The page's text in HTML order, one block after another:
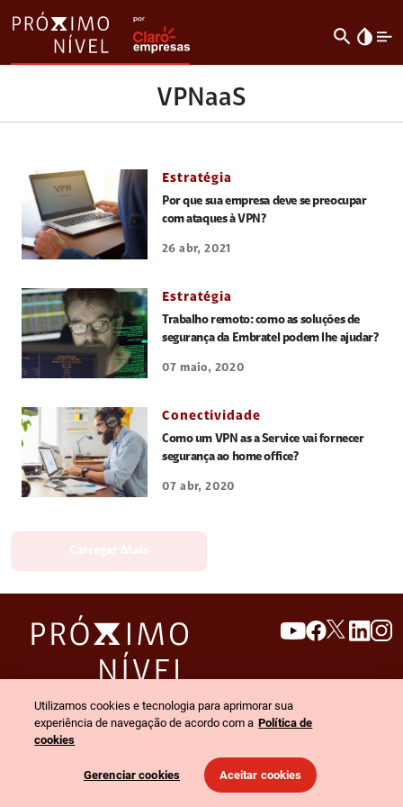
search invert_colors
VPNaaS
Estratégia
Por que sua empresa deve se preocupar
com ataques à VPN?
26 abr, 2021
Estratégia
Trabalho remoto: como as soluções de
segurança da Embratel podem lhe ajudar?
07 maio, 2020
Conectividade
Como um VPN as a Service vai fornecer
segurança ao home office?
07 abr, 2020
Política de privacidade
Utilizamos cookies e tecnologia para aprimorar sua
experiência de navegação de acordo com a Política de
cookies
Gerenciar cookies Aceitar cookies